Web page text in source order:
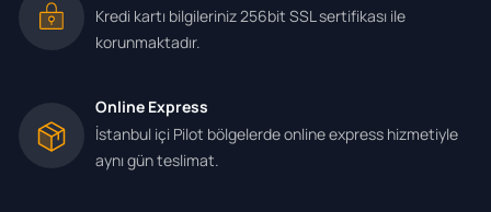
Kredi kartı bilgileriniz 256bit SSL sertifikası ile
korunmaktadır.
Online Express
İstanbul içi Pilot bölgelerde online express hizmetiyle
aynı gün teslimat.